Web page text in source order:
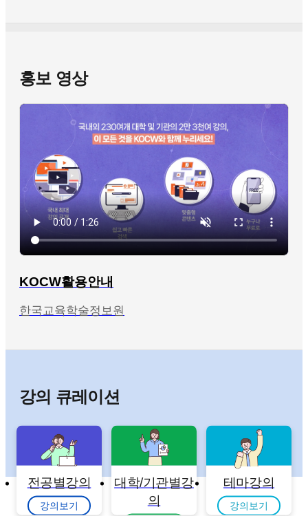
홍보 영상
KOCW활용안내
한국교육학술정보원
강의 큐레이션
전공별강의
강의보기
대학/기관별강
의
테마강의
강의보기